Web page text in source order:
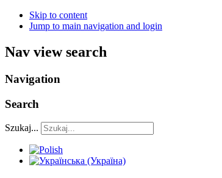
Skip to content
Jump to main navigation and login
Nav view search
Navigation
Search
Szukaj...